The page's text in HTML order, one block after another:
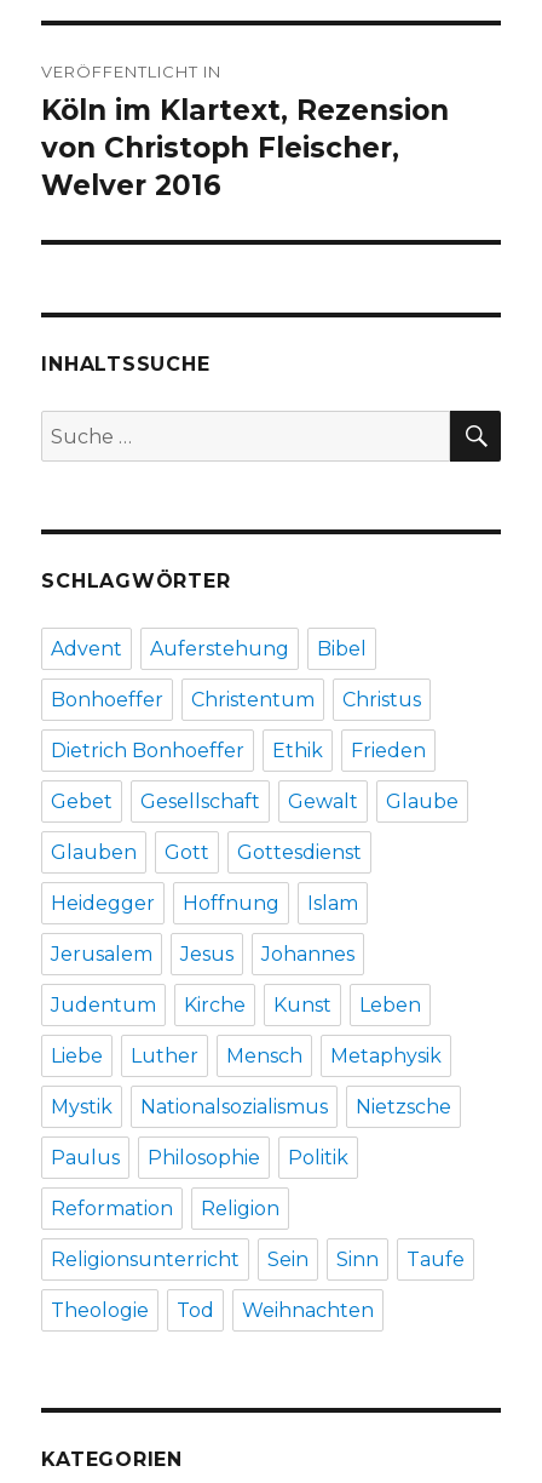
VERÖFFENTLICHT IN
Köln im Klartext, Rezension
von Christoph Fleischer,
Welver 2016
INHALTSSUCHE
Suche
nach:
SCHLAGWÖRTER
Advent Auferstehung Bibel
Bonhoeffer Christentum Christus
Dietrich Bonhoeffer Ethik Frieden
Gebet Gesellschaft Gewalt Glaube
Glauben Gott Gottesdienst
Heidegger Hoffnung Islam
Jerusalem Jesus Johannes
Judentum Kirche Kunst Leben
Liebe Luther Mensch Metaphysik
Mystik Nationalsozialismus Nietzsche
Paulus Philosophie Politik
Reformation Religion
Religionsunterricht Sein Sinn Taufe
Theologie Tod Weihnachten
KATEGORIEN